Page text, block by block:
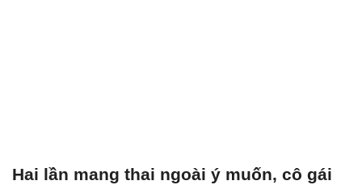
Hai lần mang thai ngoài ý muốn, cô gái